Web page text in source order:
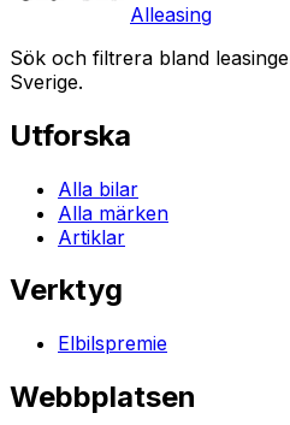
Alleasing
Sök och filtrera bland
Sverige.
Utforska
Alla bilar
Alla märken
Artiklar
Verktyg
Elbilspremie
Webbplatsen